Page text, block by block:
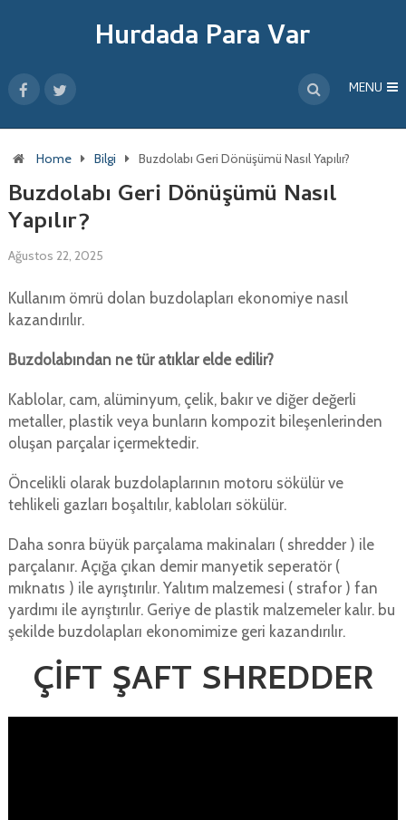
Hurdada Para Var
MENU
Home Bilgi Buzdolabı Geri Dönüşümü Nasıl Yapılır?
Buzdolabı Geri Dönüşümü Nasıl
Yapılır?
Ağustos 22, 2025
Kullanım ömrü dolan buzdolapları ekonomiye nasıl
kazandırılır.
Buzdolabından ne tür atıklar elde edilir?
Kablolar, cam, alüminyum, çelik, bakır ve diğer değerli
metaller, plastik veya bunların kompozit bileşenlerinden
oluşan parçalar içermektedir.
Öncelikli olarak buzdolaplarının motoru sökülür ve
tehlikeli gazları boşaltılır, kabloları sökülür.
Daha sonra büyük parçalama makinaları ( shredder ) ile
parçalanır. Açığa çıkan demir manyetik seperatör (
mıknatıs ) ile ayrıştırılır. Yalıtım malzemesi ( strafor ) fan
yardımı ile ayrıştırılır. Geriye de plastik malzemeler kalır. bu
şekilde buzdolapları ekonomimize geri kazandırılır.
ÇİFT ŞAFT SHREDDER